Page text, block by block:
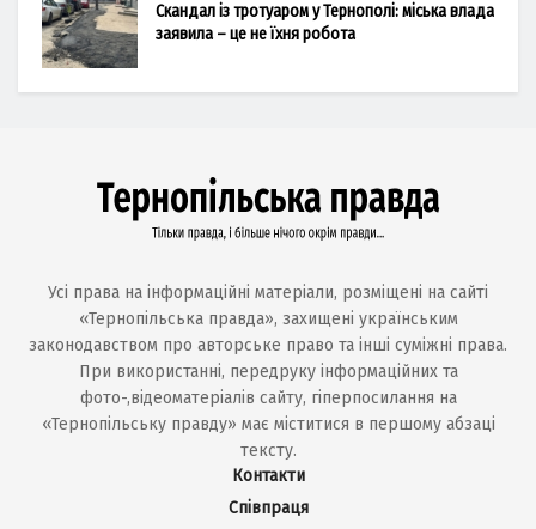
Скандал із тротуаром у Тернополі: міська влада
заявила – це не їхня робота
Усі права на інформаційні матеріали, розміщені на сайті
«Тернопільська правда», захищені українським
законодавством про авторське право та інші суміжні права.
При використанні, передруку інформаційних та
фото-,відеоматеріалів сайту, гіперпосилання на
«Тернопільську правду» має міститися в першому абзаці
тексту.
Контакти
Співпраця